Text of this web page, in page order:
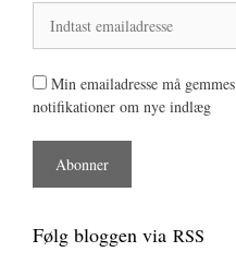
Min emailadresse må
notifikationer om nye indlæg
Følg bloggen via RSS